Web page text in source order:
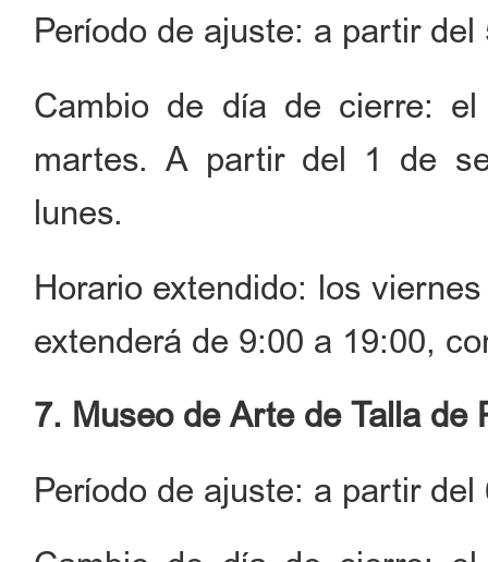
Período de ajuste: a partir
Cambio de día de cierre:
martes. A partir del 1 de
lunes.
Horario extendido: los
extenderá de 9:00 a 19:00,
7. Museo de Arte de Talla de
Período de ajuste: a partir